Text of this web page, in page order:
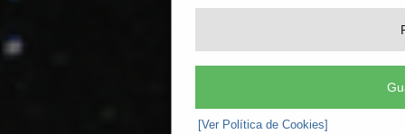
[Ver Política de Cookies]